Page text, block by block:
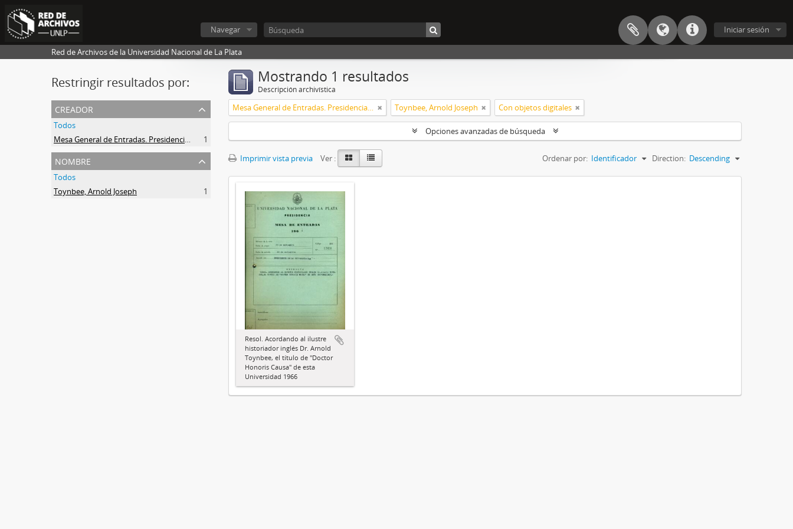
Iniciar sesión
Navegar
Red de Archivos de la Universidad Nacional de La Plata
Restringir resultados por:
creador
Todos
Mesa General de Entradas. Presidencia UNLP
1
nombre
Todos
Toynbee, Arnold Joseph
1
Mostrando 1 resultados
Descripción archivística
Mesa General de Entradas. Presidencia UNLP Toynbee, Arnold Joseph Con objetos digitales
Opciones avanzadas de búsqueda
Imprimir vista previa Ver : Ordenar por: Identificador Direction: Descending
Resol. Acordando al ilustre
historiador inglés Dr. Arnold
Toynbee, el título de "Doctor
Honoris Causa" de esta
Universidad 1966